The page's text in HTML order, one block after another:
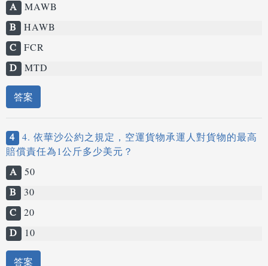
A MAWB
B HAWB
C FCR
D MTD
答案
4 4. 依華沙公約之規定，空運貨物承運人對貨物的最高
賠償責任為1公斤多少美元？
A 50
B 30
C 20
D
10
答案